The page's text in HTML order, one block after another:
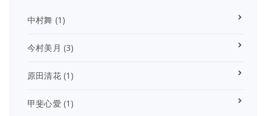
中村舞 (1)
今村美月 (3)
原田清花(1)
甲斐心愛 (1)